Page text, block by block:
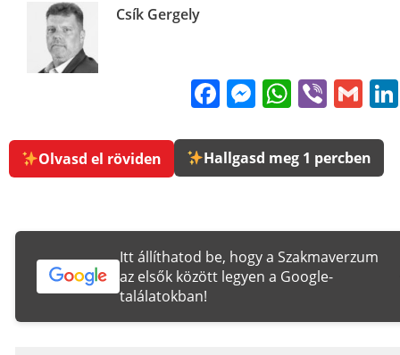
Csík Gergely
FacebookViber
Olvasd el röviden Hallgasd meg 1 percben
Itt állíthatod be, hogy a Szakmaverzum
az elsők között legyen a Google-
találatokban!